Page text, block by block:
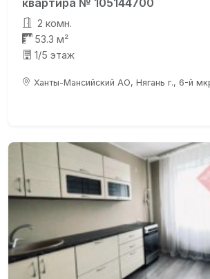
2 комн.
53.3 м²
1/5 этаж
Ханты-Мансийский АО, Нягань г., 6-й